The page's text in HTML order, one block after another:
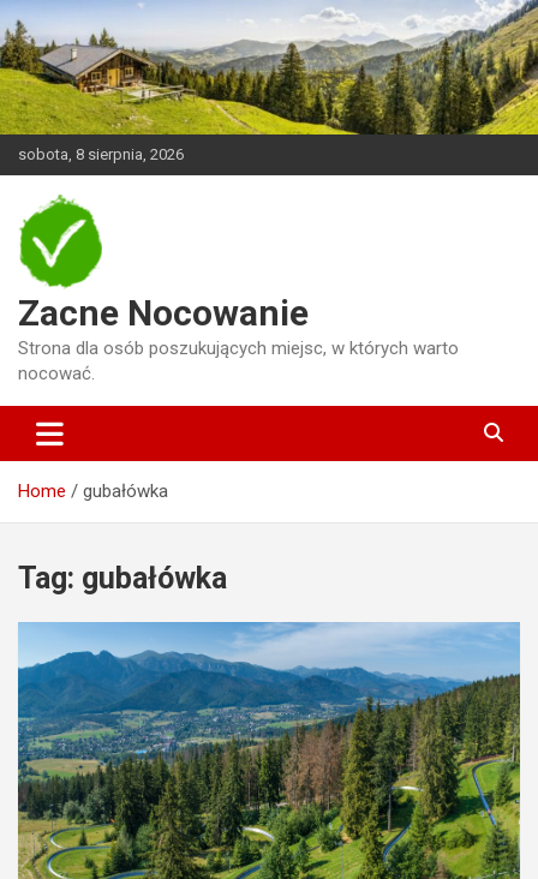
Skip
to
content
sobota, 8 sierpnia, 2026
Zacne Nocowanie
Strona dla osób poszukujących miejsc, w których warto
nocować.
Home gubałówka
Tag: gubałówka